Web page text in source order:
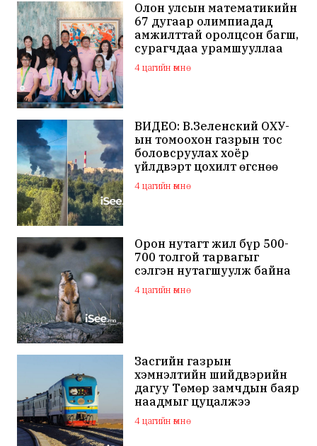
Олон улсын математикийн
67 дугаар олимпиадад
амжилттай оролцсон багш,
сурагчдаа урамшууллаа
4 цагийн өмнө
ВИДЕО: В.Зеленский ОХУ-
ын томоохон газрын тос
боловсруулах хоёр
үйлдвэрт цохилт өгснөө
мэдэгдлээ
4 цагийн өмнө
Орон нутагт жил бүр 500-
700 толгой тарвагыг
сэлгэн нутагшуулж байна
4 цагийн өмнө
Засгийн газрын
хэмнэлтийн шийдвэрийн
дагуу Төмөр замчдын баяр
наадмыг цуцалжээ
4 цагийн өмнө